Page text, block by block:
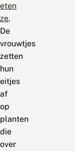
eten
ze.
De
vrouwtjes
zetten
hun
eitjes
af
op
planten
die
over